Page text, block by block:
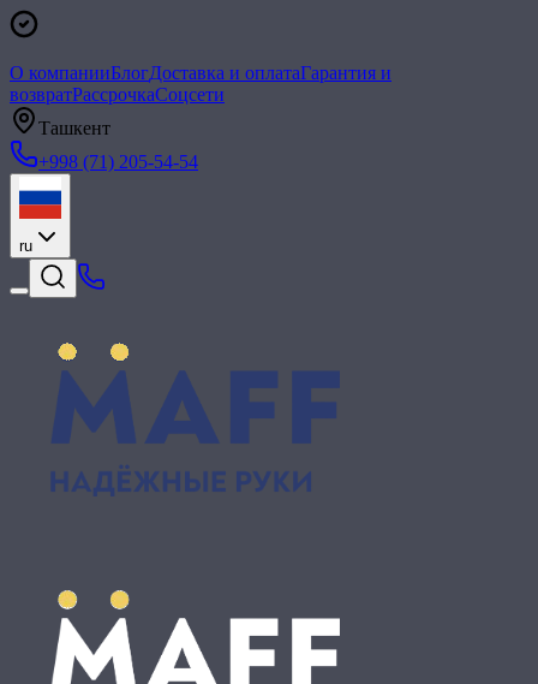
О компанииБлогДоставка и оплатаГарантия и
возвратРассрочкаСоцсети
Ташкент
+998 (71) 205-54-54
ru